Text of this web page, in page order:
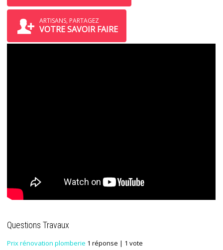
ARTISANS, PARTAGEZ
VOTRE SAVOIR FAIRE
Questions Travaux
Prix rénovation plomberie 1 réponse | 1 vote